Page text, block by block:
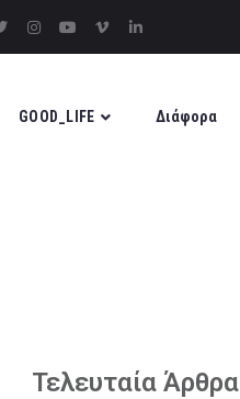
GOOD_LIFE Διάφορα
Τελευταία Άρθρα